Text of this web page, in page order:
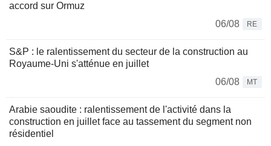
accord sur Ormuz
06/08
RE
S&P : le ralentissement du secteur de la construction au
Royaume-Uni s'atténue en juillet
06/08
MT
Arabie saoudite : ralentissement de l'activité dans la
construction en juillet face au tassement du segment non
résidentiel